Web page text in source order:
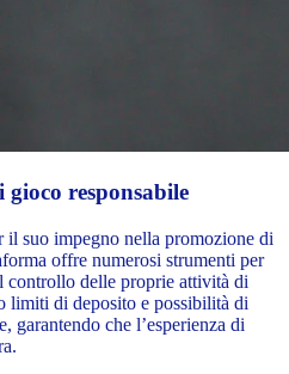
responsabile
suo impegno nella promozione di
offre numerosi strumenti per
controllo delle proprie attività di
limiti di deposito e possibilità di
garantendo che l’esperienza di